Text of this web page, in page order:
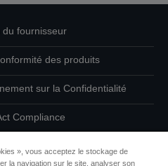
du fournisseur
des produits
sur la Confidentialité
Compliance
», vous acceptez le stockage de
la navigation sur le site, analyser son